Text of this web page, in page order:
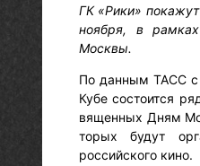
ГК «Ри­ки»
но­яб­ря, в
Мос­квы.
По дан­ным ТАСС с
Ку­бе сос­то­ит­ся
вя­щен­ных Дням
торых бу­дут
рос­сий­ско­го ки­но.